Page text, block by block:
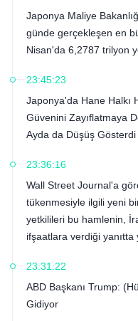
Japonya Maliye
günde gerçekleşen en
Nisan'da 6,2787 trilyon
23:45:23
Japonya'da Hane Halkı
Güvenini Zayıflatmaya
Ayda da Düşüş Gösterdi
23:36:16
Wall Street Journal'a
tükenmesiyle ilgili yeni
yetkilileri bu hamlenin,
ifşaatlara verdiği yanıtta
23:31:22
ABD Başkanı Trump:
Gidiyor